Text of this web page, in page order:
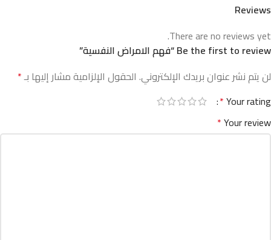
Reviews
There are no reviews yet.
Be the first to review “فهم الامراض النفسية”
لن يتم نشر عنوان بريدك الإلكتروني. الحقول الإلزامية مشار إليها بـ*
Your rating
*
Your review
*